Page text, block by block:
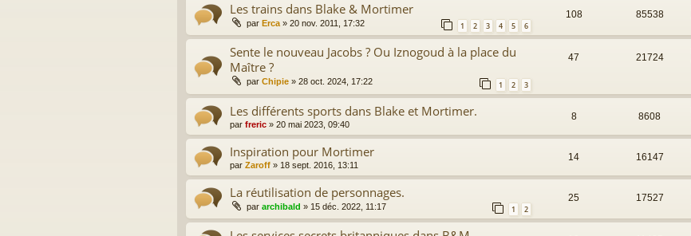
Les trains dans Blake & Mortimer
par Erca » 20 nov. 2011, 17:32 1 2 3 4 5 6
108 85538
Sente le nouveau Jacobs ? Ou Iznogoud à la place du
Maître ?
par Chipie » 28 oct. 2024, 17:22 1 2 3
47 21724
Les différents sports dans Blake et Mortimer.
par freric » 20 mai 2023, 09:40
8 8608
Inspiration pour Mortimer
par Zaroff » 18 sept. 2016, 13:11
14 16147
La réutilisation de personnages.
par archibald » 15 déc. 2022, 11:17 1 2
25 17527